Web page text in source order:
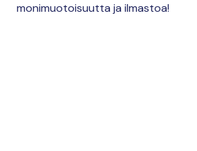
monimuotoisuutta ja ilmastoa!